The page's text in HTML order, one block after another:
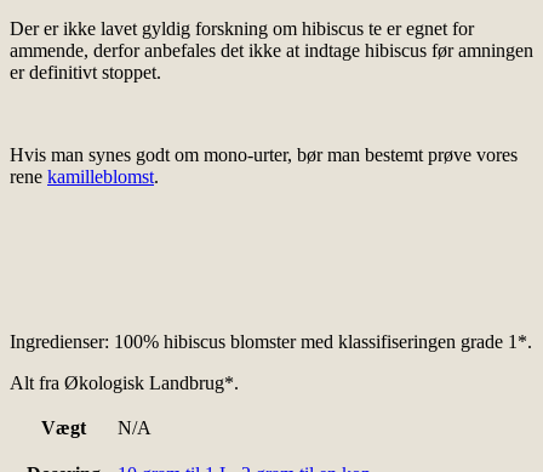
Der er ikke lavet gyldig forskning om hibiscus te er egnet for
ammende, derfor anbefales det ikke at indtage hibiscus før amningen
er definitivt stoppet.
Hvis man synes godt om mono-urter, bør man bestemt prøve vores
rene kamilleblomst.
Ingredienser: 100% hibiscus blomster med klassifiseringen grade 1*.
Alt fra Økologisk Landbrug*.
Vægt N/A